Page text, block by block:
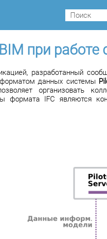
при работе
разработанный
форматом данных системы
организовать
IFC являются